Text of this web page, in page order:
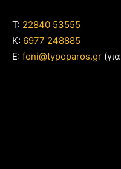
T: 22840 53555
Κ: 6977 248885
E: foni@typoparos.gr